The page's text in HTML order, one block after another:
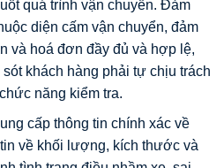
quá trình vận chuyển. Đảm
diện cấm vận chuyển, đảm
và hoá đơn đầy đủ và hợp lệ,
khách hàng phải tự chịu trách
năng kiểm tra.
cấp thông tin chính xác về
về khối lượng, kích thước và